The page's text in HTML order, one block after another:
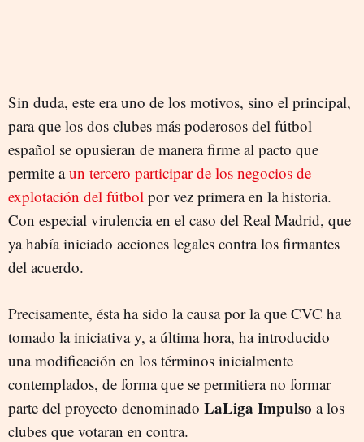
Sin duda, este era uno de los motivos, sino el principal,
para que los dos clubes más poderosos del fútbol
español se opusieran de manera firme al pacto que
permite aun tercero participar de los negocios de
explotación del fútbol por vez primera en la historia.
Con especial virulencia en el caso del Real Madrid, que
ya había iniciado acciones legales contra los firmantes
del acuerdo.
Precisamente, ésta ha sido la causa por la que CVC ha
tomado la iniciativa y, a última hora, ha introducido
una modificación en los términos inicialmente
contemplados, de forma que se permitiera no formar
parte del proyecto denominado LaLiga Impulso a los
clubes que votaran en contra.